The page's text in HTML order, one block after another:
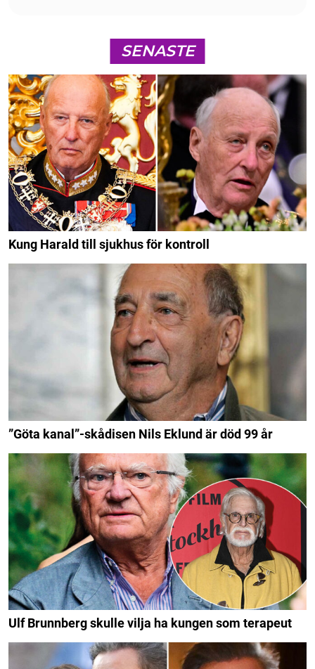
SENASTE
Kung Harald till sjukhus för kontroll
”Göta kanal”-skådisen Nils Eklund är död 99 år
Ulf Brunnberg skulle vilja ha kungen som terapeut